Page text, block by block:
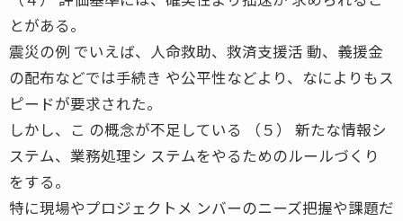
とがある。
震災の例 でいえば、人命救助、救済支援活 動、義援金
の配布などでは手続き や公平性などより、なによりもス
ピードが要求された。
しかし、こ の概念が不足している （５） 新たな情報シ
ステム、業務処理シ ステムをやるためのルールづくり
をする。
特に現場やプロジェクトメ ンバーのニーズ把握や課題だ